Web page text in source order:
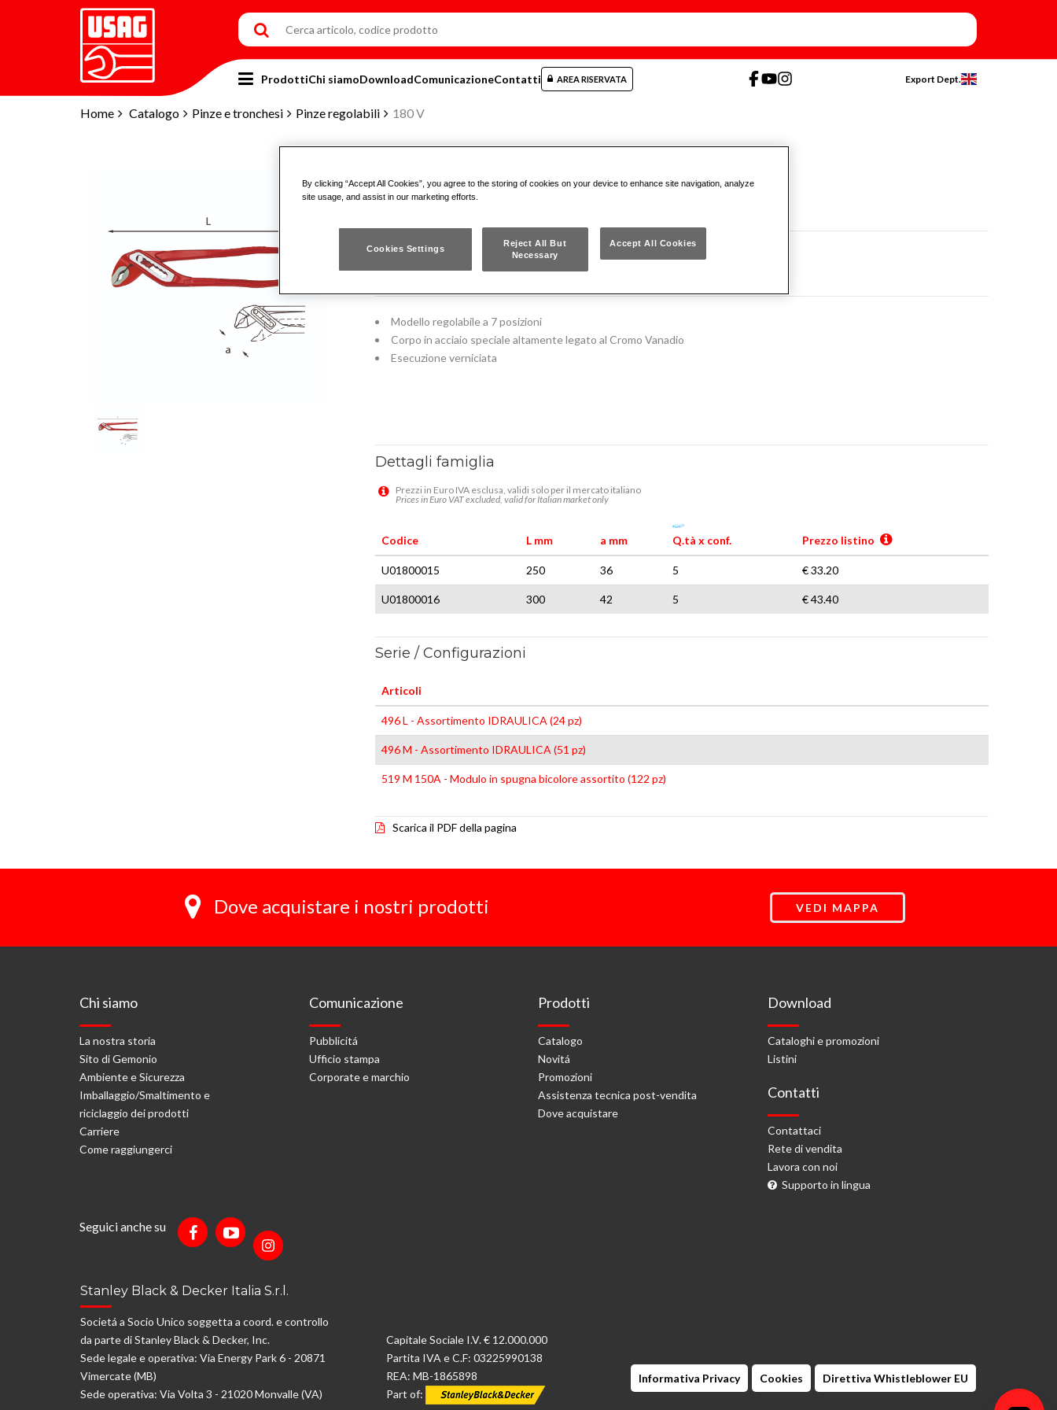
Home Catalogo Pinze e tronchesi Pinze regolabili 180 V
ProdottiChi siamoDownloadComunicazioneContatti AREA RISERVATA Export Dept.
PINZE REGOLABILI A CERNIERA CHIUSA
180 V
ISO 8976
Modello regolabile a 7 posizioni
Corpo in acciaio speciale altamente legato al Cromo Vanadio
Esecuzione verniciata
Dettagli famiglia
Prezzi in Euro IVA esclusa, validi solo per il mercato italiano
Prices in Euro VAT excluded, valid for Italian market only
Codice L mm a mm Q.tà x conf. Prezzo listino
U01800015 250 36 5 € 33.20
U01800016 300 42 5 € 43.40
Serie / Configurazioni
Articoli
496 L - Assortimento IDRAULICA (24 pz)
496 M - Assortimento IDRAULICA (51 pz)
519 M 150A - Modulo in spugna bicolore assortito (122 pz)
Scarica il PDF della pagina
Dove acquistare i nostri prodotti VEDI MAPPA
Chi siamo
La nostra storia
Sito di Gemonio
Ambiente e Sicurezza
Imballaggio/Smaltimento e
riciclaggio dei prodotti
Carriere
Come raggiungerci
Comunicazione
Pubblicitá
Ufficio stampa
Corporate e marchio
Prodotti
Catalogo
Novitá
Promozioni
Assistenza tecnica post-vendita
Dove acquistare
Download
Cataloghi e promozioni
Listini
Contatti
Contattaci
Rete di vendita
Lavora con noi
Supporto in lingua
Seguici anche su
Stanley Black & Decker Italia S.r.l.
Societá a Socio Unico soggetta a coord. e controllo
da parte di Stanley Black & Decker, Inc.
Sede legale e operativa: Via Energy Park 6 - 20871
Vimercate (MB)
Sede operativa: Via Volta 3 - 21020 Monvalle (VA)
Capitale Sociale I.V. € 12.000.000
Partita IVA e C.F: 03225990138
REA: MB-1865898
Part of:
Informativa Privacy Cookies Direttiva Whistleblower EU
By clicking “Accept All Cookies”, you agree to the storing of cookies on your device to enhance site navigation, analyze
site usage, and assist in our marketing efforts.
Cookies Settings
Reject All But
Necessary
Accept All Cookies